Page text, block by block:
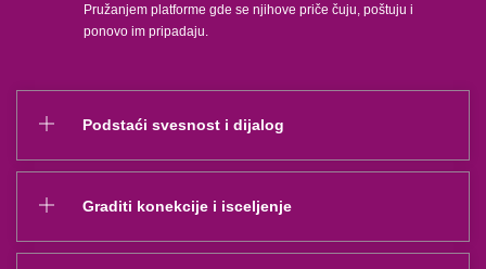
Pružanjem platforme gde se njihove priče čuju, poštuju i
ponovo im pripadaju.
Podstaći svesnost i dijalog
Graditi konekcije i isceljenje